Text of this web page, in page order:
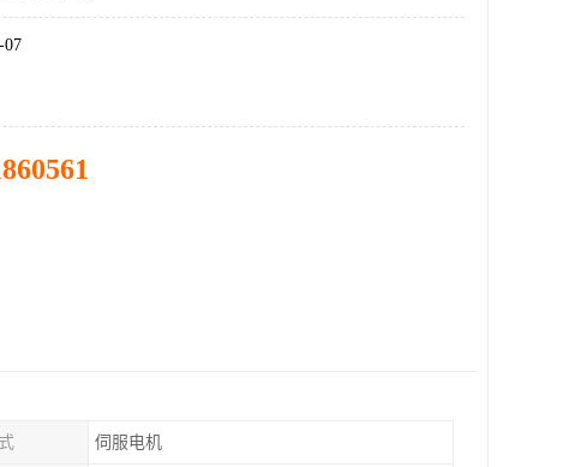
07
伺服电机